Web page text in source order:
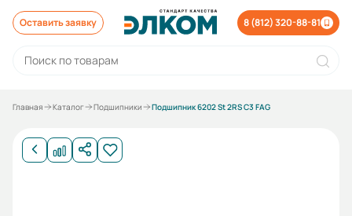
Оставить заявку 8 (812) 320-88-81
Главная Каталог Подшипники Подшипник 6202 St 2RS C3 FAG